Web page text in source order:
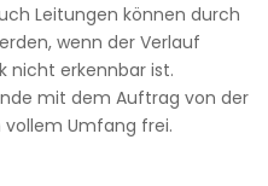
Leitungen können durch
wenn der Verlauf
nicht erkennbar ist.
mit dem Auftrag von der
Umfang frei.